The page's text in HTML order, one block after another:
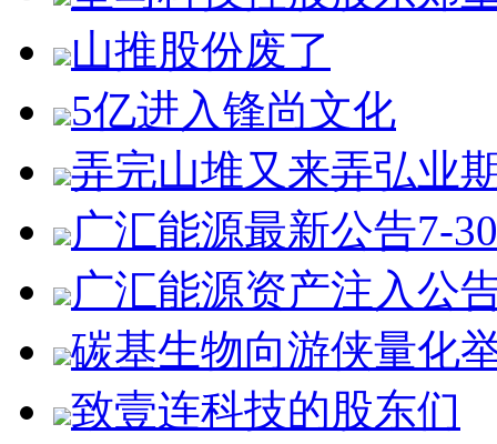
山推股份废了
5亿进入锋尚文化
弄完山堆又来弄弘业
广汇能源最新公告7-30
广汇能源资产注入公
碳基生物向游侠量化
致壹连科技的股东们